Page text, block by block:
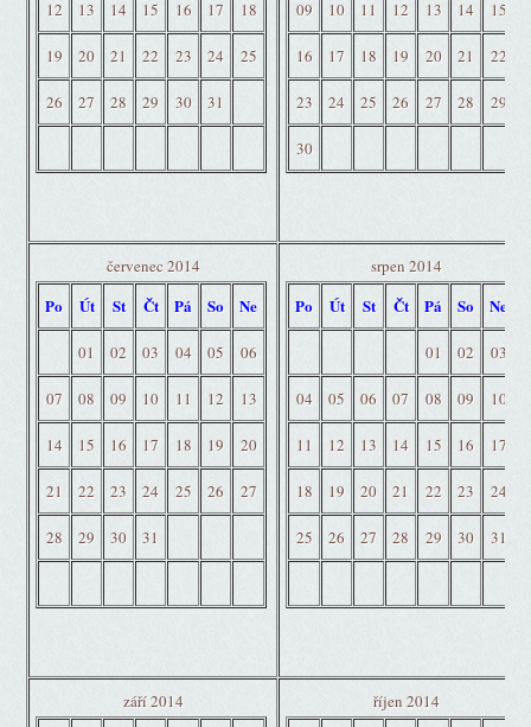
12 13 14 15 16 17 18
19 20 21 22 23 24 25
26 27 28 29 30 31
09 10 11 12 13 14 15
16 17 18 19 20 21 22
23 24 25 26 27 28 29
30
červenec 2014
Po Út St Čt Pá So Ne
01 02 03 04 05 06
07 08 09 10 11 12 13
14 15 16 17 18 19 20
21 22 23 24 25 26 27
28 29 30 31
srpen 2014
Po Út St Čt Pá So Ne
01 02 03
04 05 06 07 08 09 10
11 12 13 14 15 16 17
18 19 20 21 22 23 24
25 26 27 28 29 30 31
září 2014 říjen 2014